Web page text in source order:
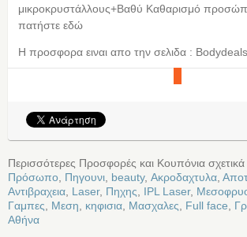
μικροκρυστάλλους+Βαθύ Καθαρισμό
πατήστε εδώ
Η προσφορα ειναι απο την σελιδα : Bodydeals
Περισσότερες Προσφορές και Κουπόνια σχετικά
Πρόσωπο Πηγουνι beauty, Ακροδαχτυλα
Αντιβραχεια Laser, Πηχης IPL Laser,
Γαμπες
Μεση κηφισια Μασχαλες Full face
Αθήνα